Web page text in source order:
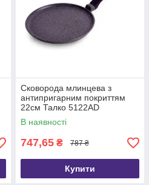
Сковорода млинцева з
антипригарним покриттям
22см Талко 5122АD
В наявності
747,65 ₴ 787 ₴
Купити